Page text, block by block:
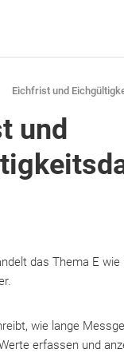
Eichfrist und
und
das Thema E
wie lange
erfassen und